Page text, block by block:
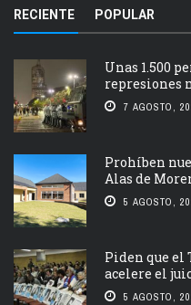
RECIENTE POPULAR
Unas 1.500
represiones
7 AGOSTO,
Prohíben
Alas de
5 AGOSTO,
Piden que el
acelere el
5 AGOSTO,